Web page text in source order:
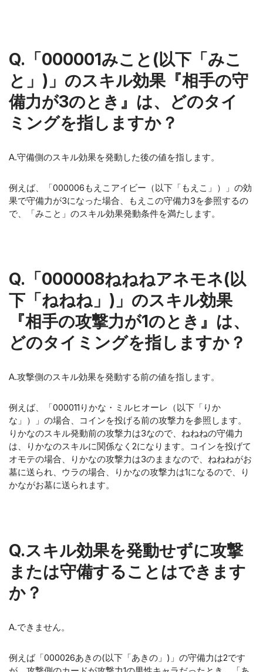
Q.「000001みこと(以下「みこ
と」)」のスキル効果『相手の守
備力が3のとき』は、どのタイ
ミングを指しますか？
A.守備側のスキル効果を発動した後の値を指します。
例えば、「000006もえこアイビー（以下「もえこ」）」の効
果で守備力が3になった場合、もえこの守備力3を参照するの
で、「みこと」のスキル効果発動条件を満たします。
Q.「000008ねねねアネモネ(以
下「ねねね」)」のスキル効果
『相手の攻撃力が1のとき』は、
どのタイミングを指しますか？
A.攻撃側のスキル効果を発動する前の値を指します。
例えば、「000011りかな・ミルヒオーレ（以下「りか
な」）」の場合、コインを投げる前の攻撃力を参照します。
りかなのスキル発動前の攻撃力は3なので、ねねねの守備力
は、りかなのスキルに関係なく2になります。コインを投げて
オモテの場合、りかなの攻撃力は3のままなので、ねねねがお
墓に送られ、ウラの場合、りかなの攻撃力は1になるので、り
かながお墓に送られます。
Q.スキル効果を発動せずに攻撃
または守備することはできます
か？
A.できません。
例えば「000026あきの(以下「あきの」)」の守備力は2です